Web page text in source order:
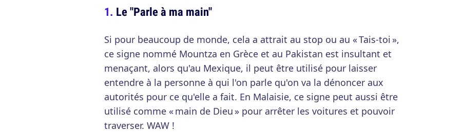
Le "Parle à ma main"
Si pour beaucoup de monde, cela a attrait au stop ou au « Tais-toi »,
ce signe nommé Mountza en Grèce et au Pakistan est insultant et
menaçant, alors qu'au Mexique, il peut être utilisé pour laisser
entendre à la personne à qui l'on parle qu'on va la dénoncer aux
autorités pour ce qu'elle a fait. En Malaisie, ce signe peut aussi être
utilisé comme « main de Dieu » pour arrêter les voitures et pouvoir
traverser. WAW !